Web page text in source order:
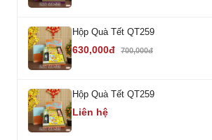
Hộp Quà Tết QT259
630,000đ 700,000đ
Hộp Quà Tết QT259
Liên hệ